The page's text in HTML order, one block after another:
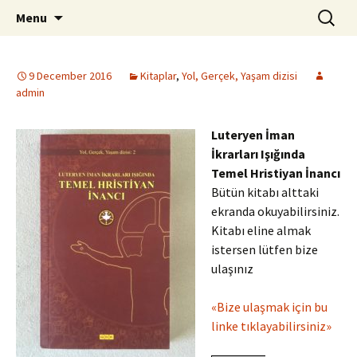
ILC
Menu
Search
for:
9 December 2016 Kitaplar, Yol, Gerçek, Yaşam dizisi
admin
Luteryen İman
İkrarları Işığında
Temel Hristiyan İnancı
Bütün kitabı alttaki
ekranda okuyabilirsiniz.
Kitabı eline almak
istersen lütfen bize
ulaşınız
«Bize ulaşmak için bu
linke tıklayabilirsiniz»